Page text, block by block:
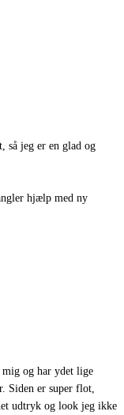
så jeg er en glad og
hjælp med ny
og har ydet lige
Siden er super flot,
udtryk og look jeg ikke